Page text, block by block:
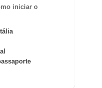
iniciar o